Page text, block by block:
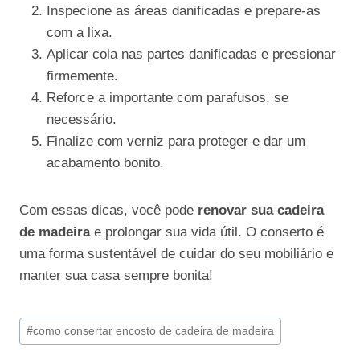
Inspecione as áreas danificadas e prepare-as
com a lixa.
Aplicar cola nas partes danificadas e pressionar
firmemente.
Reforce a importante com parafusos, se
necessário.
Finalize com verniz para proteger e dar um
acabamento bonito.
Com essas dicas, você pode renovar sua cadeira
de madeirae prolongar sua vida útil. O conserto é
uma forma sustentável de cuidar do seu mobiliário e
manter sua casa sempre bonita!
Tags
do
#como consertar encosto de cadeira de madeira